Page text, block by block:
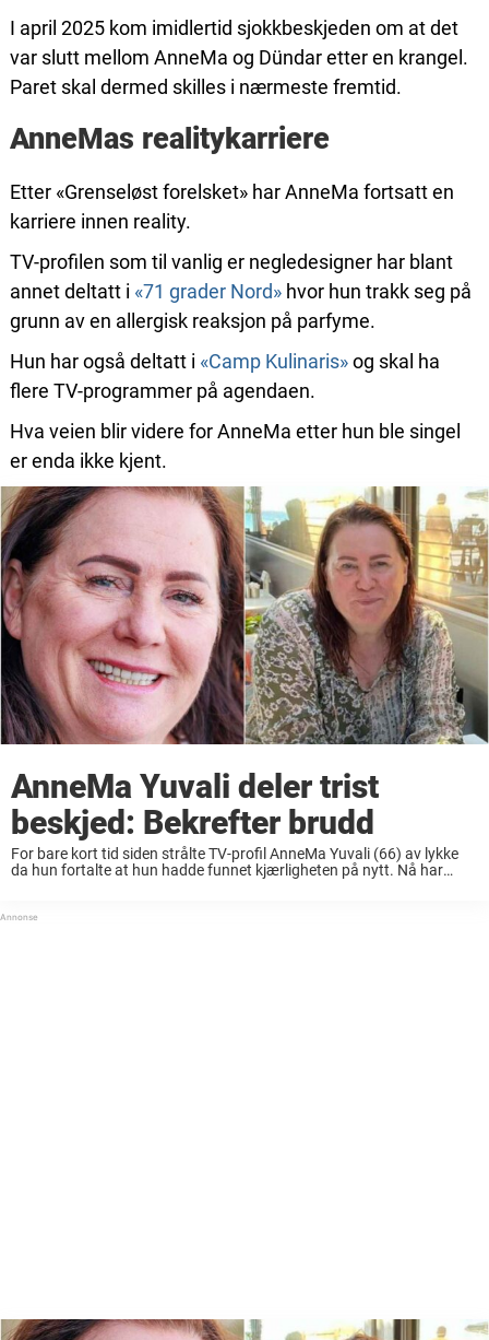
I april 2025 kom imidlertid sjokkbeskjeden om at det
var slutt mellom AnneMa og Dündar etter en krangel.
Paret skal dermed skilles i nærmeste fremtid.
AnneMas realitykarriere
Etter «Grenseløst forelsket» har AnneMa fortsatt en
karriere innen reality.
TV-profilen som til vanlig er negledesigner har blant
annet deltatt i «71 grader Nord»hvor hun trakk seg på
grunn av en allergisk reaksjon på parfyme.
Hun har også deltatt i «Camp Kulinaris»og skal ha
flere TV-programmer på agendaen.
Hva veien blir videre for AnneMa etter hun ble singel
er enda ikke kjent.
AnneMa Yuvali deler trist
beskjed: Bekrefter brudd
For bare kort tid siden strålte TV-profil AnneMa Yuvali (66) av lykke
da hun fortalte at hun hadde funnet kjærligheten på nytt. Nå har